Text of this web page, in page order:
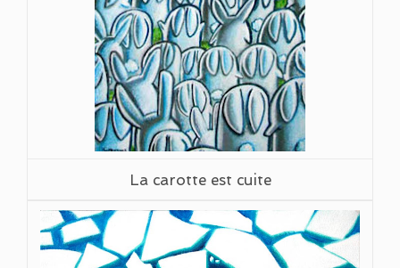
La carotte est cuite